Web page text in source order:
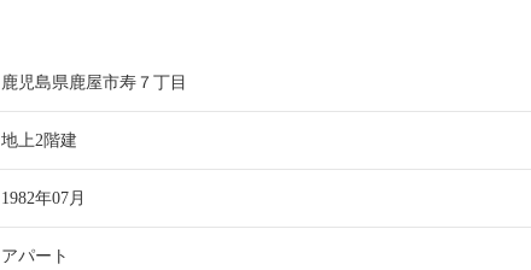
鹿児島県鹿屋市寿７丁目
地上2階建
1982年07月
アパート